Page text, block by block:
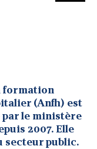
formation
(Anfh) est
par le ministère
2007. Elle
secteur public.